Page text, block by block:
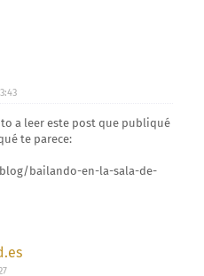
a leer este post que publiqué
te parece:
bailando-en-la-sala-de-